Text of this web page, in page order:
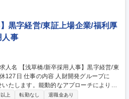
黒字経営/東証上場企業/福利厚
人事
発グループに
たします。能動的なアプローチにより優
担う人材育成と組織の事業成長にダイレ
上 転勤なし
退職金あり